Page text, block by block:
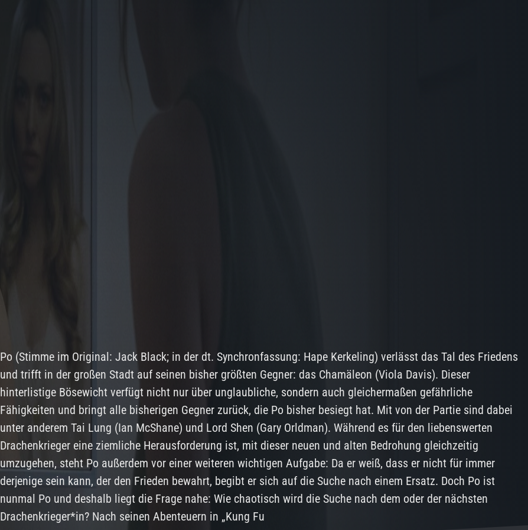
Po (Stimme im Original: Jack Black; in der dt. Synchronfassung: Hape Kerkeling) verlässt das Tal des Friedens
und trifft in der großen Stadt auf seinen bisher größten Gegner: das Chamäleon (Viola Davis). Dieser
hinterlistige Bösewicht verfügt nicht nur über unglaubliche, sondern auch gleichermaßen gefährliche
Fähigkeiten und bringt alle bisherigen Gegner zurück, die Po bisher besiegt hat. Mit von der Partie sind dabei
unter anderem Tai Lung (Ian McShane) und Lord Shen (Gary Orldman). Während es für den liebenswerten
Drachenkrieger eine ziemliche Herausforderung ist, mit dieser neuen und alten Bedrohung gleichzeitig
umzugehen, steht Po außerdem vor einer weiteren wichtigen Aufgabe: Da er weiß, dass er nicht für immer
derjenige sein kann, der den Frieden bewahrt, begibt er sich auf die Suche nach einem Ersatz. Doch Po ist
nunmal Po und deshalb liegt die Frage nahe: Wie chaotisch wird die Suche nach dem oder der nächsten
Drachenkrieger*in? Nach seinen Abenteuern in „Kung Fu